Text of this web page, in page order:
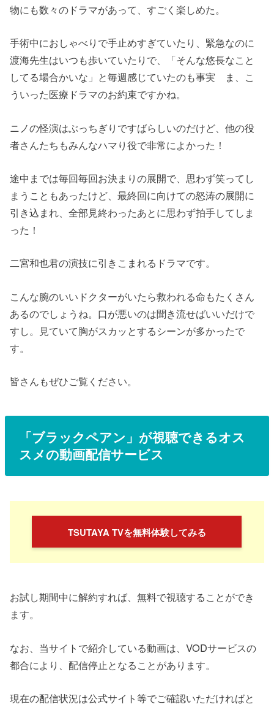
物にも数々のドラマがあって、すごく楽しめた。
手術中におしゃべりで手止めすぎていたり、緊急なのに
渡海先生はいつも歩いていたりで、「そんな悠長なこと
してる場合かいな」と毎週感じていたのも事実 ま、こ
ういった医療ドラマのお約束ですかね。
ニノの怪演はぶっちぎりですばらしいのだけど、他の役
者さんたちもみんなハマり役で非常によかった！
途中までは毎回毎回お決まりの展開で、思わず笑ってし
まうこともあったけど、最終回に向けての怒涛の展開に
引き込まれ、全部見終わったあとに思わず拍手してしま
った！
二宮和也君の演技に引きこまれるドラマです。
こんな腕のいいドクターがいたら救われる命もたくさん
あるのでしょうね。口が悪いのは聞き流せばいいだけで
すし。見ていて胸がスカッとするシーンが多かったで
す。
皆さんもぜひご覧ください。
「ブラックペアン 」が視聴できるオス
スメの動画配信サービス
TSUTAYA TVを無料体験してみる
お試し期間中に解約すれば、無料で視聴することができ
ます。
なお、当サイトで紹介している動画は、VODサービスの
都合により、配信停止となることがあります。
現在の配信状況は公式サイト等でご確認いただければと